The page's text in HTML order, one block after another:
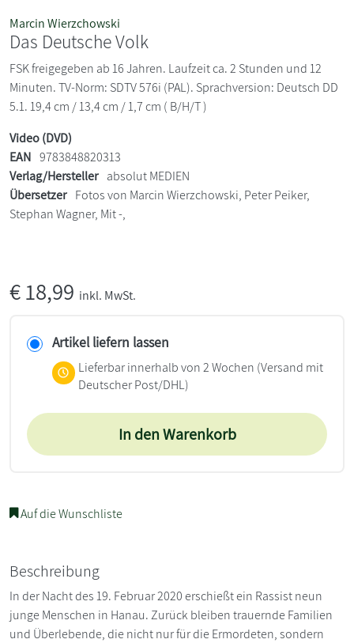
Marcin Wierzchowski
Das Deutsche Volk
FSK freigegeben ab 16 Jahren. Laufzeit ca. 2 Stunden und 12
Minuten. TV-Norm: SDTV 576i (PAL). Sprachversion: Deutsch DD
5.1. 19,4 cm / 13,4 cm / 1,7 cm ( B/H/T )
Video (DVD)
EAN 9783848820313
Verlag/Hersteller absolut MEDIEN
Übersetzer Fotos von Marcin Wierzchowski, Peter Peiker,
Stephan Wagner, Mit -,
€18,99 inkl. MwSt.
Artikel liefern lassen
Lieferbar innerhalb von 2 Wochen (Versand mit
Deutscher Post/DHL)
In den Warenkorb
Auf die Wunschliste
Beschreibung
In der Nacht des 19. Februar 2020 erschießt ein Rassist neun
junge Menschen in Hanau. Zurück bleiben trauernde Familien
und Überlebende, die nicht nur für die Ermordeten, sondern